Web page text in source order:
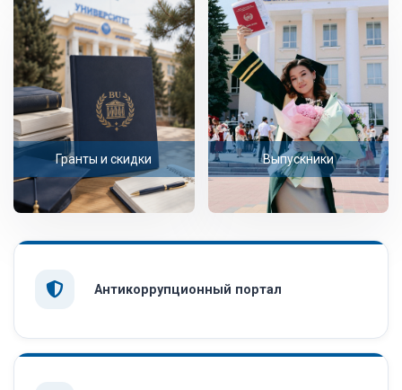
Гранты и скидки Выпускники
Антикоррупционный портал